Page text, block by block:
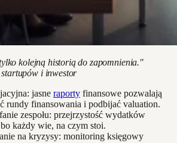
kolejną historią do zapomnienia."
i inwestor
jasne raporty finansowe pozwalają
rundy finansowania i podbijać valuation.
zespołu: przejrzystość wydatków
każdy wie, na czym stoi.
na kryzysy: monitoring księgowy